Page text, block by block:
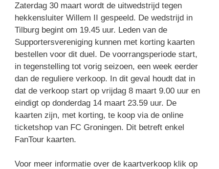
Zaterdag 30 maart wordt de uitwedstrijd tegen
hekkensluiter Willem II gespeeld. De wedstrijd in
Tilburg begint om 19.45 uur. Leden van de
Supportersvereniging kunnen met korting kaarten
bestellen voor dit duel. De voorrangsperiode start,
in tegenstelling tot vorig seizoen, een week eerder
dan de reguliere verkoop. In dit geval houdt dat in
dat de verkoop start op vrijdag 8 maart 9.00 uur en
eindigt op donderdag 14 maart 23.59 uur. De
kaarten zijn, met korting, te koop via de online
ticketshop van FC Groningen. Dit betreft enkel
FanTour kaarten.
Voor meer informatie over de kaartverkoop klik op